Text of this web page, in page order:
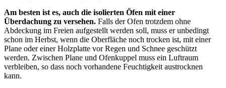
Am besten ist es, auch die isolierten Öfen mit einer
Überdachung zu versehen. Falls der Ofen trotzdem ohne
Abdeckung im Freien aufgestellt werden soll, muss er unbedingt
schon im Herbst, wenn die Oberfläche noch trocken ist, mit einer
Plane oder einer Holzplatte vor Regen und Schnee geschützt
werden. Zwischen Plane und Ofenkuppel muss ein Luftraum
verbleiben, so dass noch vorhandene Feuchtigkeit austrocknen
kann.